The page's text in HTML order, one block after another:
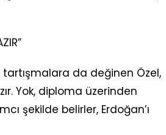
da değinen Özel,
Yok, diploma üzerinden
şekilde belirler, Erdoğan’ı